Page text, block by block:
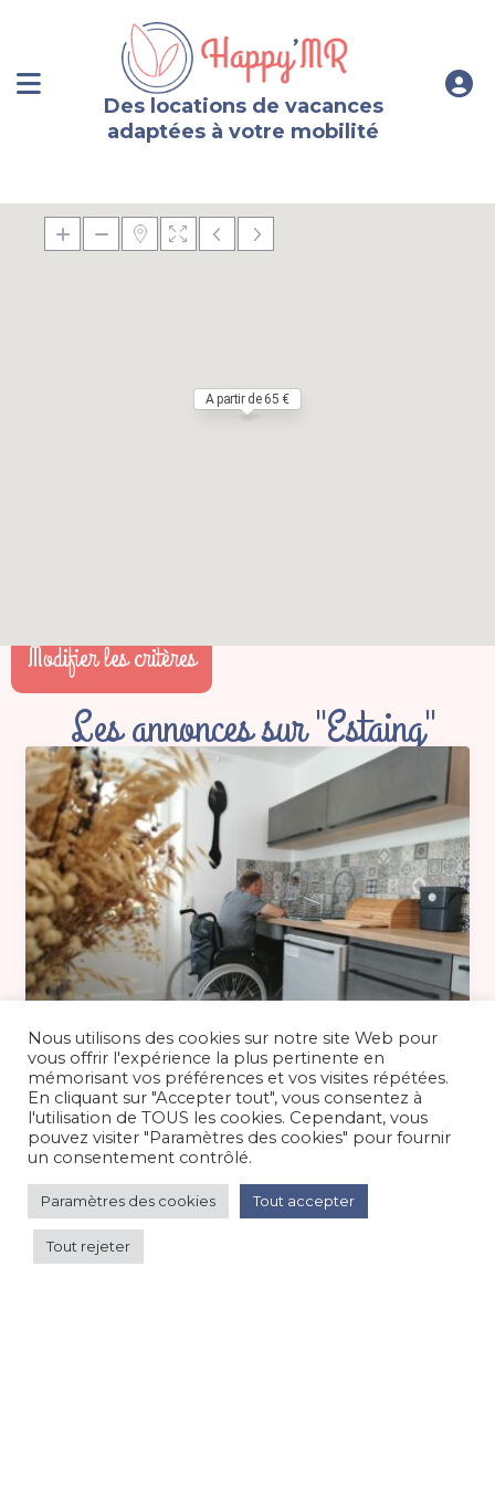
Des locations de vacances
adaptées à votre mobilité
A partir de 65 €
Modifier les critères
Les annonces sur "Estaing"
A partir de 65 €/nuit
Gîte 6 pers dans les Hautes-Pyrénées
Maison/villa/chalet/gîte/Montagne
Nous utilisons des cookies sur notre site Web pour
vous offrir l'expérience la plus pertinente en
mémorisant vos préférences et vos visites répétées.
En cliquant sur "Accepter tout", vous consentez à
l'utilisation de TOUS les cookies. Cependant, vous
pouvez visiter "Paramètres des cookies" pour fournir
un consentement contrôlé.
Paramètres des cookies Tout accepter
Tout rejeter